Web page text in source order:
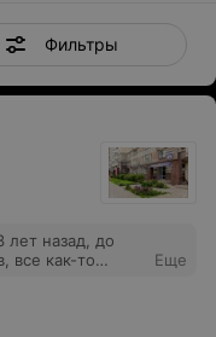
Фильтры
назад, до
все как-то
все было
Еще